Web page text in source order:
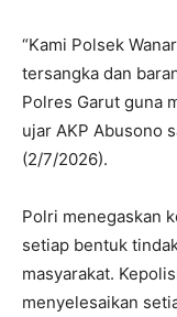
“Kami Polsek
tersangka dan
Polres Garut guna
ujar AKP Abusono
(2/7/2026).
Polri menegaskan
setiap bentuk
masyarakat.
menyelesaikan